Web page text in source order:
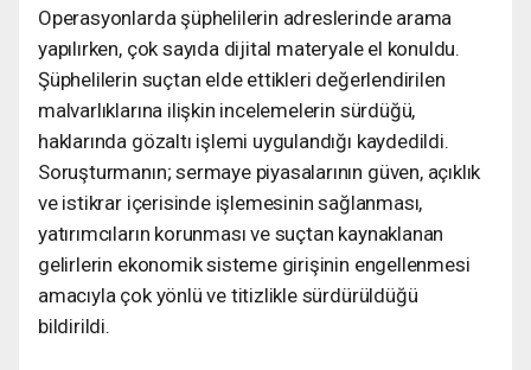
Operasyonlarda şüphelilerin adreslerinde arama
yapılırken, çok sayıda dijital materyale el konuldu.
Şüphelilerin suçtan elde ettikleri değerlendirilen
malvarlıklarına ilişkin incelemelerin sürdüğü,
haklarında gözaltı işlemi uygulandığı kaydedildi.
Soruşturmanın; sermaye piyasalarının güven, açıklık
ve istikrar içerisinde işlemesinin sağlanması,
yatırımcıların korunması ve suçtan kaynaklanan
gelirlerin ekonomik sisteme girişinin engellenmesi
amacıyla çok yönlü ve titizlikle sürdürüldüğü
bildirildi.